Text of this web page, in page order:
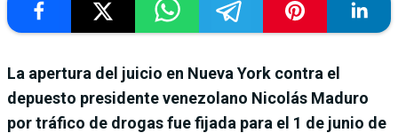
La apertura del juicio en Nueva York contra el
depuesto presidente venezolano Nicolás Maduro
por tráfico de drogas fue fijada para el 1 de junio de